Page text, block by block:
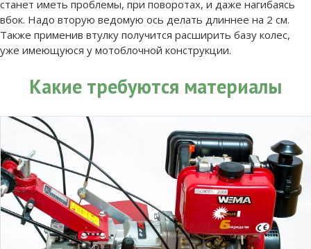
станет иметь проблемы, при поворотах, и даже нагибаясь
вбок. Надо вторую ведомую ось делать длиннее на 2 см.
Также применив втулку получится расширить базу колес,
уже имеющуюся у мотоблочной конструкции.
Какие требуются материалы